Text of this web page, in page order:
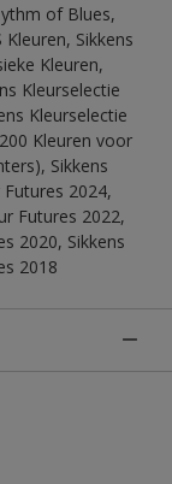
of Blues,
Kleuren, Sikkens
Kleuren,
Kleurselectie
Kleurselectie
Kleuren voor
Sikkens
2024,
Futures 2022,
2020, Sikkens
2018